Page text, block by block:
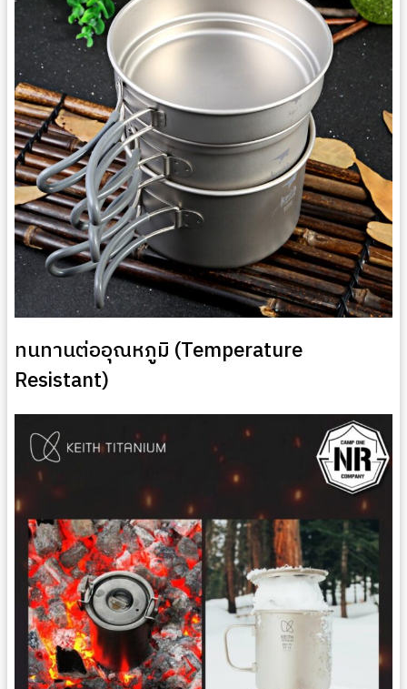
ทนทานต่ออุณหภูมิ (Temperature
Resistant)